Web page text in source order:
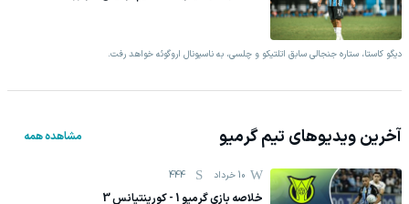
دیگو کاستا، ستاره جنجالی سابق اتلتیکو و چلسی، به ناسیونال اروگوئه خواهد رفت.
آخرین ویدیوهای تیمگرمیو مشاهده همه
10 خرداد 444
خلاصه بازی گرمیو 1 - کورینتیانس 3